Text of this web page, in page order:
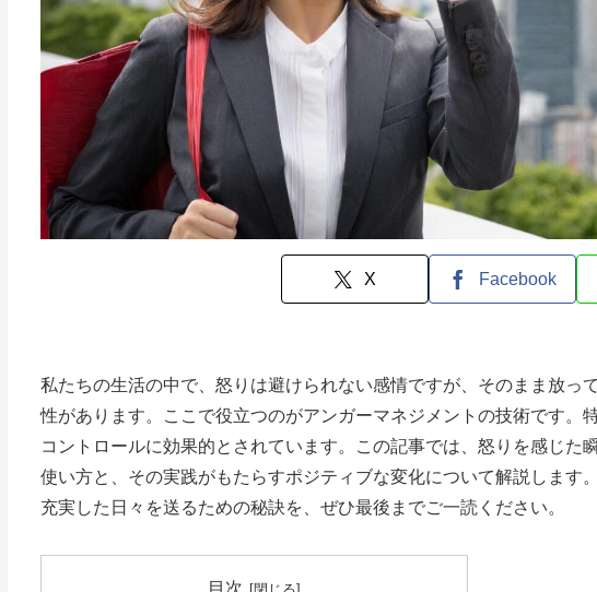
X Facebook
私たちの生活の中で、怒りは避けられない感情ですが、そのまま放っ
性があります。ここで役立つのがアンガーマネジメントの技術です。
コントロールに効果的とされています。この記事では、怒りを感じた
使い方と、その実践がもたらすポジティブな変化について解説します
充実した日々を送るための秘訣を、ぜひ最後までご一読ください。